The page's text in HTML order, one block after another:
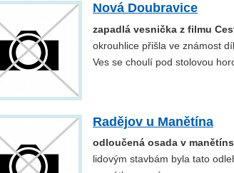
Nová Doubravice
zapadlá vesnička z filmu
okrouhlice přišla ve známost
Ves se choulí pod stolovou
Radějov u Manětína
odloučená osada v
lidovým stavbám byla tato